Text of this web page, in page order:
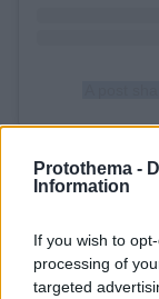
Protothema -
Information
If you wish to
processing of
targeted
Η επιτομή
Όταν
διαχρονικό